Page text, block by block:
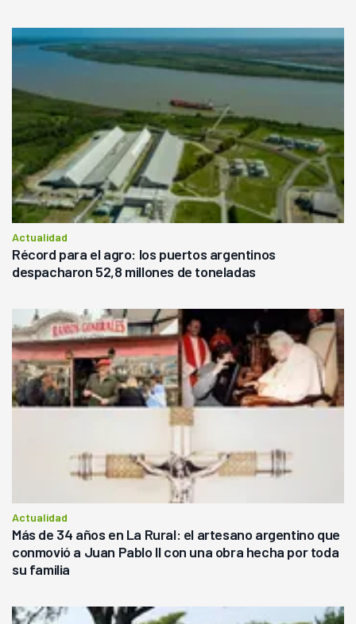
Actualidad
Récord para el agro: los puertos argentinos
despacharon 52,8 millones de toneladas
Actualidad
Más de 34 años en La Rural: el artesano argentino que
conmovió a Juan Pablo II con una obra hecha por toda
su familia